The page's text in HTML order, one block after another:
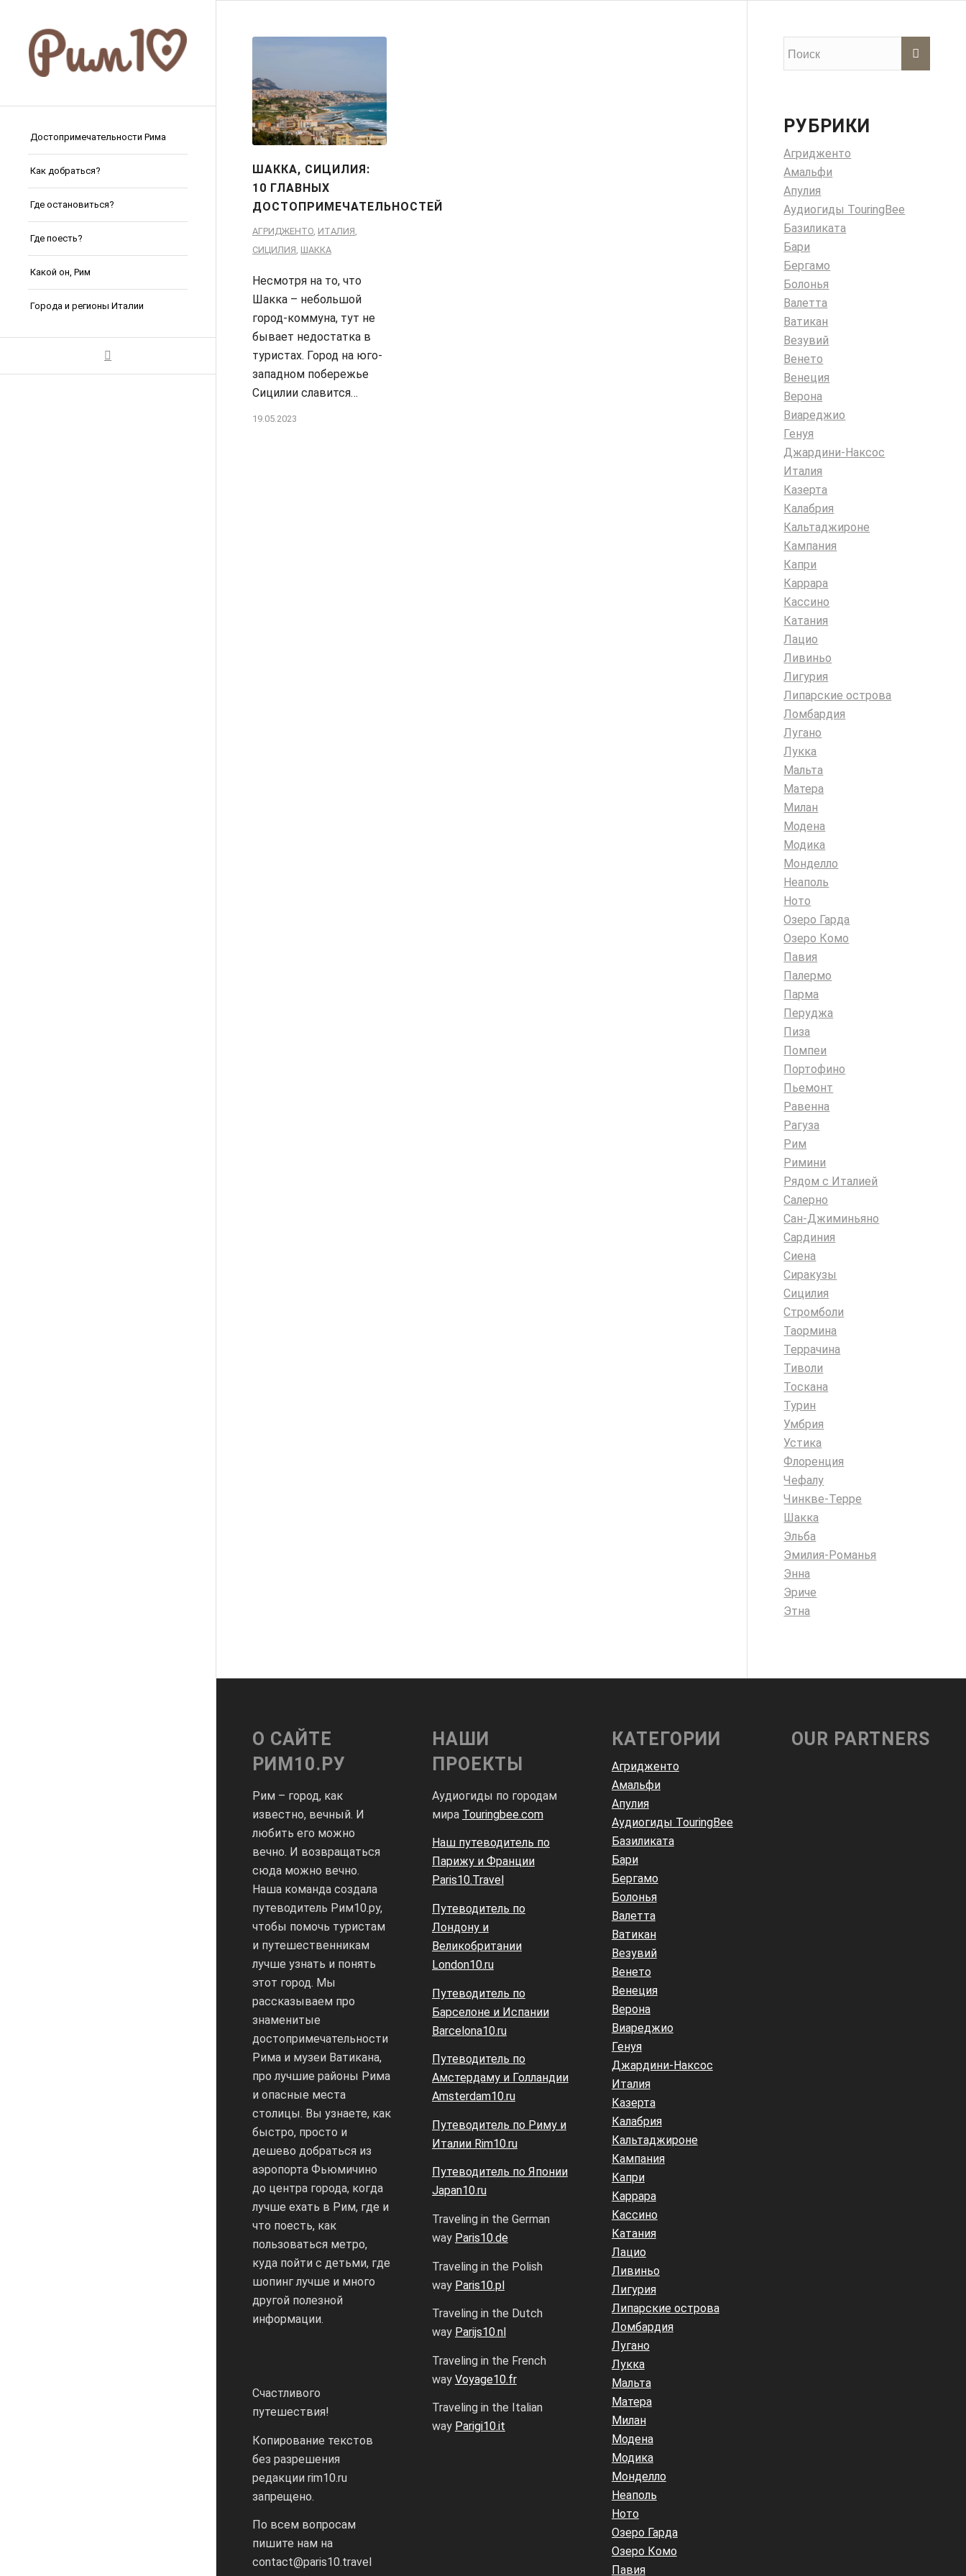
Достопримечательности Рима
Как добраться?
Где остановиться?
Где поесть?
Какой он, Рим
Города и регионы Италии
ШАККА, СИЦИЛИЯ:
10 ГЛАВНЫХ
ДОСТОПРИМЕЧАТЕЛЬНОСТЕЙ
АГРИДЖЕНТО, ИТАЛИЯ,
СИЦИЛИЯ, ШАККА
Несмотря на то, что
Шакка – небольшой
город-коммуна, тут не
бывает недостатка в
туристах. Город на юго-
западном побережье
Сицилии славится…
19.05.2023
РУБРИКИ
Агридженто
Амальфи
Апулия
Аудиогиды TouringBee
Базиликата
Бари
Бергамо
Болонья
Валетта
Ватикан
Везувий
Венето
Венеция
Верона
Виареджио
Генуя
Джардини-Наксос
Италия
Казерта
Калабрия
Кальтаджироне
Кампания
Капри
Каррара
Кассино
Катания
Лацио
Ливиньо
Лигурия
Липарские острова
Ломбардия
Лугано
Лукка
Мальта
Матера
Милан
Модена
Модика
Монделло
Неаполь
Ното
Озеро Гарда
Озеро Комо
Павия
Палермо
Парма
Перуджа
Пиза
Помпеи
Портофино
Пьемонт
Равенна
Рагуза
Рим
Римини
Рядом с Италией
Салерно
Сан-Джиминьяно
Сардиния
Сиена
Сиракузы
Сицилия
Стромболи
Таормина
Террачина
Тиволи
Тоскана
Турин
Умбрия
Устика
Флоренция
Чефалу
Чинкве-Терре
Шакка
Эльба
Эмилия-Романья
Энна
Эриче
Этна
О САЙТЕ
РИМ10.РУ
Рим – город, как
известно, вечный. И
любить его можно
вечно. И возвращаться
сюда можно вечно.
Наша команда создала
путеводитель Рим10.ру,
чтобы помочь туристам
и путешественникам
лучше узнать и понять
этот город. Мы
рассказываем про
знаменитые
достопримечательности
Рима и музеи Ватикана,
про лучшие районы Рима
и опасные места
столицы. Вы узнаете, как
быстро, просто и
дешево добраться из
аэропорта Фьюмичино
до центра города, когда
лучше ехать в Рим, где и
что поесть, как
пользоваться метро,
куда пойти с детьми, где
шопинг лучше и много
другой полезной
информации.
Счастливого
путешествия!
Копирование текстов
без разрешения
редакции rim10.ru
запрещено.
По всем вопросам
пишите нам на
contact@paris10.travel
НАШИ
ПРОЕКТЫ
Аудиогиды по городам
мира Touringbee.com
Наш путеводитель по
Парижу и Франции
Paris10.Travel
Путеводитель по
Лондону и
Великобритании
London10.ru
Путеводитель по
Барселоне и Испании
Barcelona10.ru
Путеводитель по
Амстердаму и Голландии
Amsterdam10.ru
Путеводитель по Риму и
Италии Rim10.ru
Путеводитель по Японии
Japan10.ru
Traveling in the German
way Paris10.de
Traveling in the Polish
way Paris10.pl
Traveling in the Dutch
way Parijs10.nl
Traveling in the French
way Voyage10.fr
Traveling in the Italian
way Parigi10.it
КАТЕГОРИИ
Агридженто
Амальфи
Апулия
Аудиогиды TouringBee
Базиликата
Бари
Бергамо
Болонья
Валетта
Ватикан
Везувий
Венето
Венеция
Верона
Виареджио
Генуя
Джардини-Наксос
Италия
Казерта
Калабрия
Кальтаджироне
Кампания
Капри
Каррара
Кассино
Катания
Лацио
Ливиньо
Лигурия
Липарские острова
Ломбардия
Лугано
Лукка
Мальта
Матера
Милан
Модена
Модика
Монделло
Неаполь
Ното
Озеро Гарда
Озеро Комо
Павия
OUR PARTNERS